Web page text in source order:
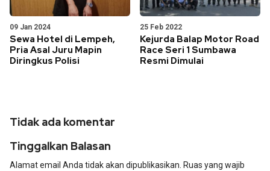
09 Jan 2024
Sewa Hotel di Lempeh,
Pria Asal Juru Mapin
Diringkus Polisi
25 Feb 2022
Kejurda Balap Motor Road
Race Seri 1 Sumbawa
Resmi Dimulai
Tidak ada komentar
Tinggalkan Balasan
Alamat email Anda tidak akan dipublikasikan. Ruas yang wajib